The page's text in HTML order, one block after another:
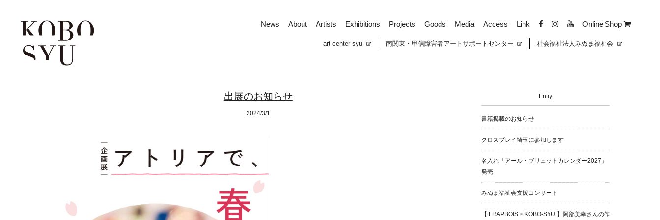
News About Artists Exhibitions Projects Goods Media Access Link Online Shop
art center syu 南関東・甲信障害者アートサポートセンター 社会福祉法人みぬま福祉会
出展のお知らせ
2024/3/1
Entry
書籍掲載のお知らせ
クロスプレイ埼玉に参加します
名入れ「アール・ブリュットカレンダー2027」
発売
みぬま福祉会支援コンサート
【 FRAPBOIS × KOBO-SYU 】阿部美幸さんの作